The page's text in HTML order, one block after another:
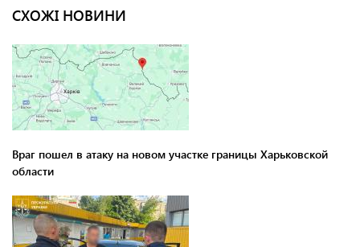
СХОЖІ НОВИНИ
Враг пошел в атаку на новом участке границы Харьковской
области